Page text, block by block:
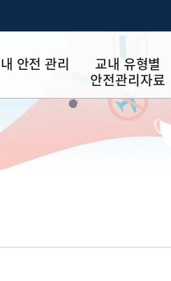
안전 관리
안전관리계획
무
외국어대학교
교내 유형별
안전관리자료
공통 안전관리자료
시설관리
조리업 안전관리자료